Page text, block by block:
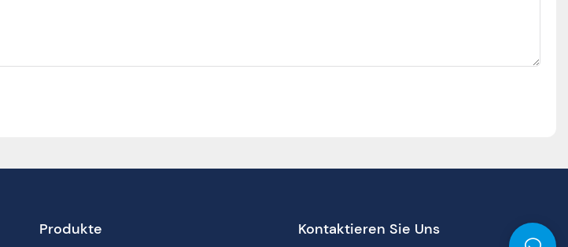
Produkte Kontaktieren Sie Uns